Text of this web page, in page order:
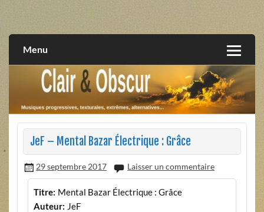
extrêmes, alternatives, texturales
Menu
JeF – Mental Bazar Électrique : Grâce
29 septembre 2017 Laisser un commentaire
Titre: Mental Bazar Électrique : Grâce
Auteur: JeF